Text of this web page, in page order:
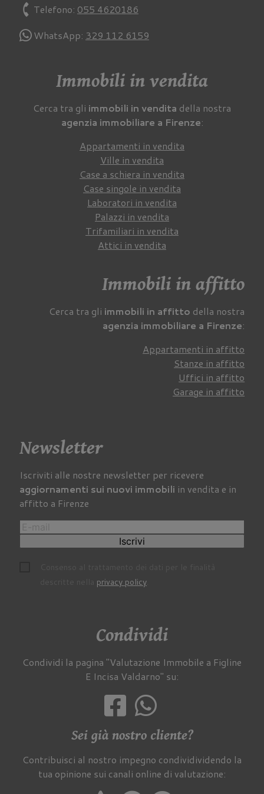
phoneTelefono: 055 4620186
WhatsApp: 329 112 6159
Immobili in vendita
Cerca tra gli immobili in vendita della nostra
agenzia immobiliare a Firenze:
Appartamenti in vendita
Ville in vendita
Case a schiera in vendita
Case singole in vendita
Laboratori in vendita
Palazzi in vendita
Trifamiliari in vendita
Attici in vendita
Immobili in affitto
Cerca tra gli immobili in affitto della nostra
agenzia immobiliare a Firenze:
Appartamenti in affitto
Stanze in affitto
Uffici in affitto
Garage in affitto
Newsletter
Iscriviti alle nostre newsletter per ricevere
aggiornamenti sui nuovi immobili in vendita e in
affitto a Firenze
Iscrivi
privacy policy.
Condividi
Condividi la pagina "Valutazione Immobile a Figline
E Incisa Valdarno" su:
Sei già nostro cliente?
Contribuisci al nostro impegno condividividendo la
tua opinione sui canali online di valutazione: